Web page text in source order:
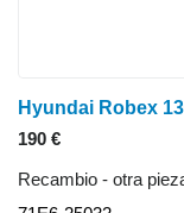
190 €
Recambio - otra